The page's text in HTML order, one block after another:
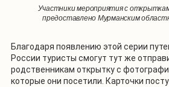
Участники мероприятия с
предоставлено Мурманским
Благодаря появлению этой серии
России туристы смогут тут же
родственникам открытку с
которые они посетили. Карточки